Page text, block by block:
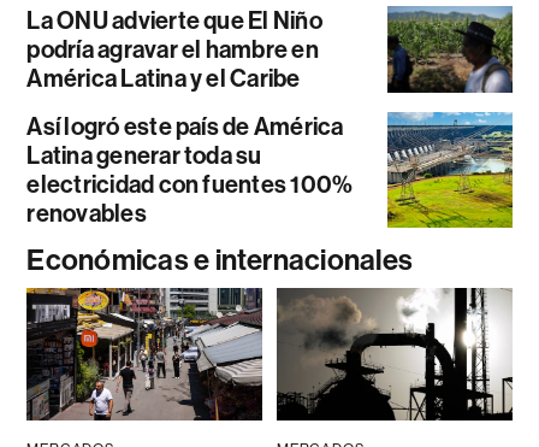
La ONU advierte que El Niño
podría agravar el hambre en
América Latina y el Caribe
Así logró este país de América
Latina generar toda su
electricidad con fuentes 100%
renovables
Económicas e internacionales